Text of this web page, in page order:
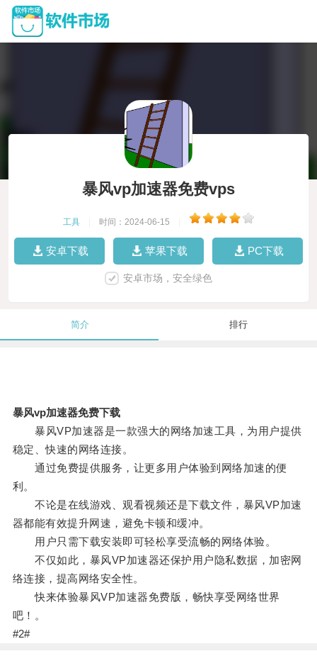
暴风vp加速器免费vps
工具 时间：2024-06-15
安卓下载 苹果下载 PC下载
安卓市场，安全绿色
简介 排行
暴风vp加速器免费下载
暴风VP加速器是一款强大的网络加速工具，为用户提供
稳定、快速的网络连接。
通过免费提供服务，让更多用户体验到网络加速的便
利。
不论是在线游戏、观看视频还是下载文件，暴风VP加速
器都能有效提升网速，避免卡顿和缓冲。
用户只需下载安装即可轻松享受流畅的网络体验。
不仅如此，暴风VP加速器还保护用户隐私数据，加密网
络连接，提高网络安全性。
快来体验暴风VP加速器免费版，畅快享受网络世界
吧！。
#2#